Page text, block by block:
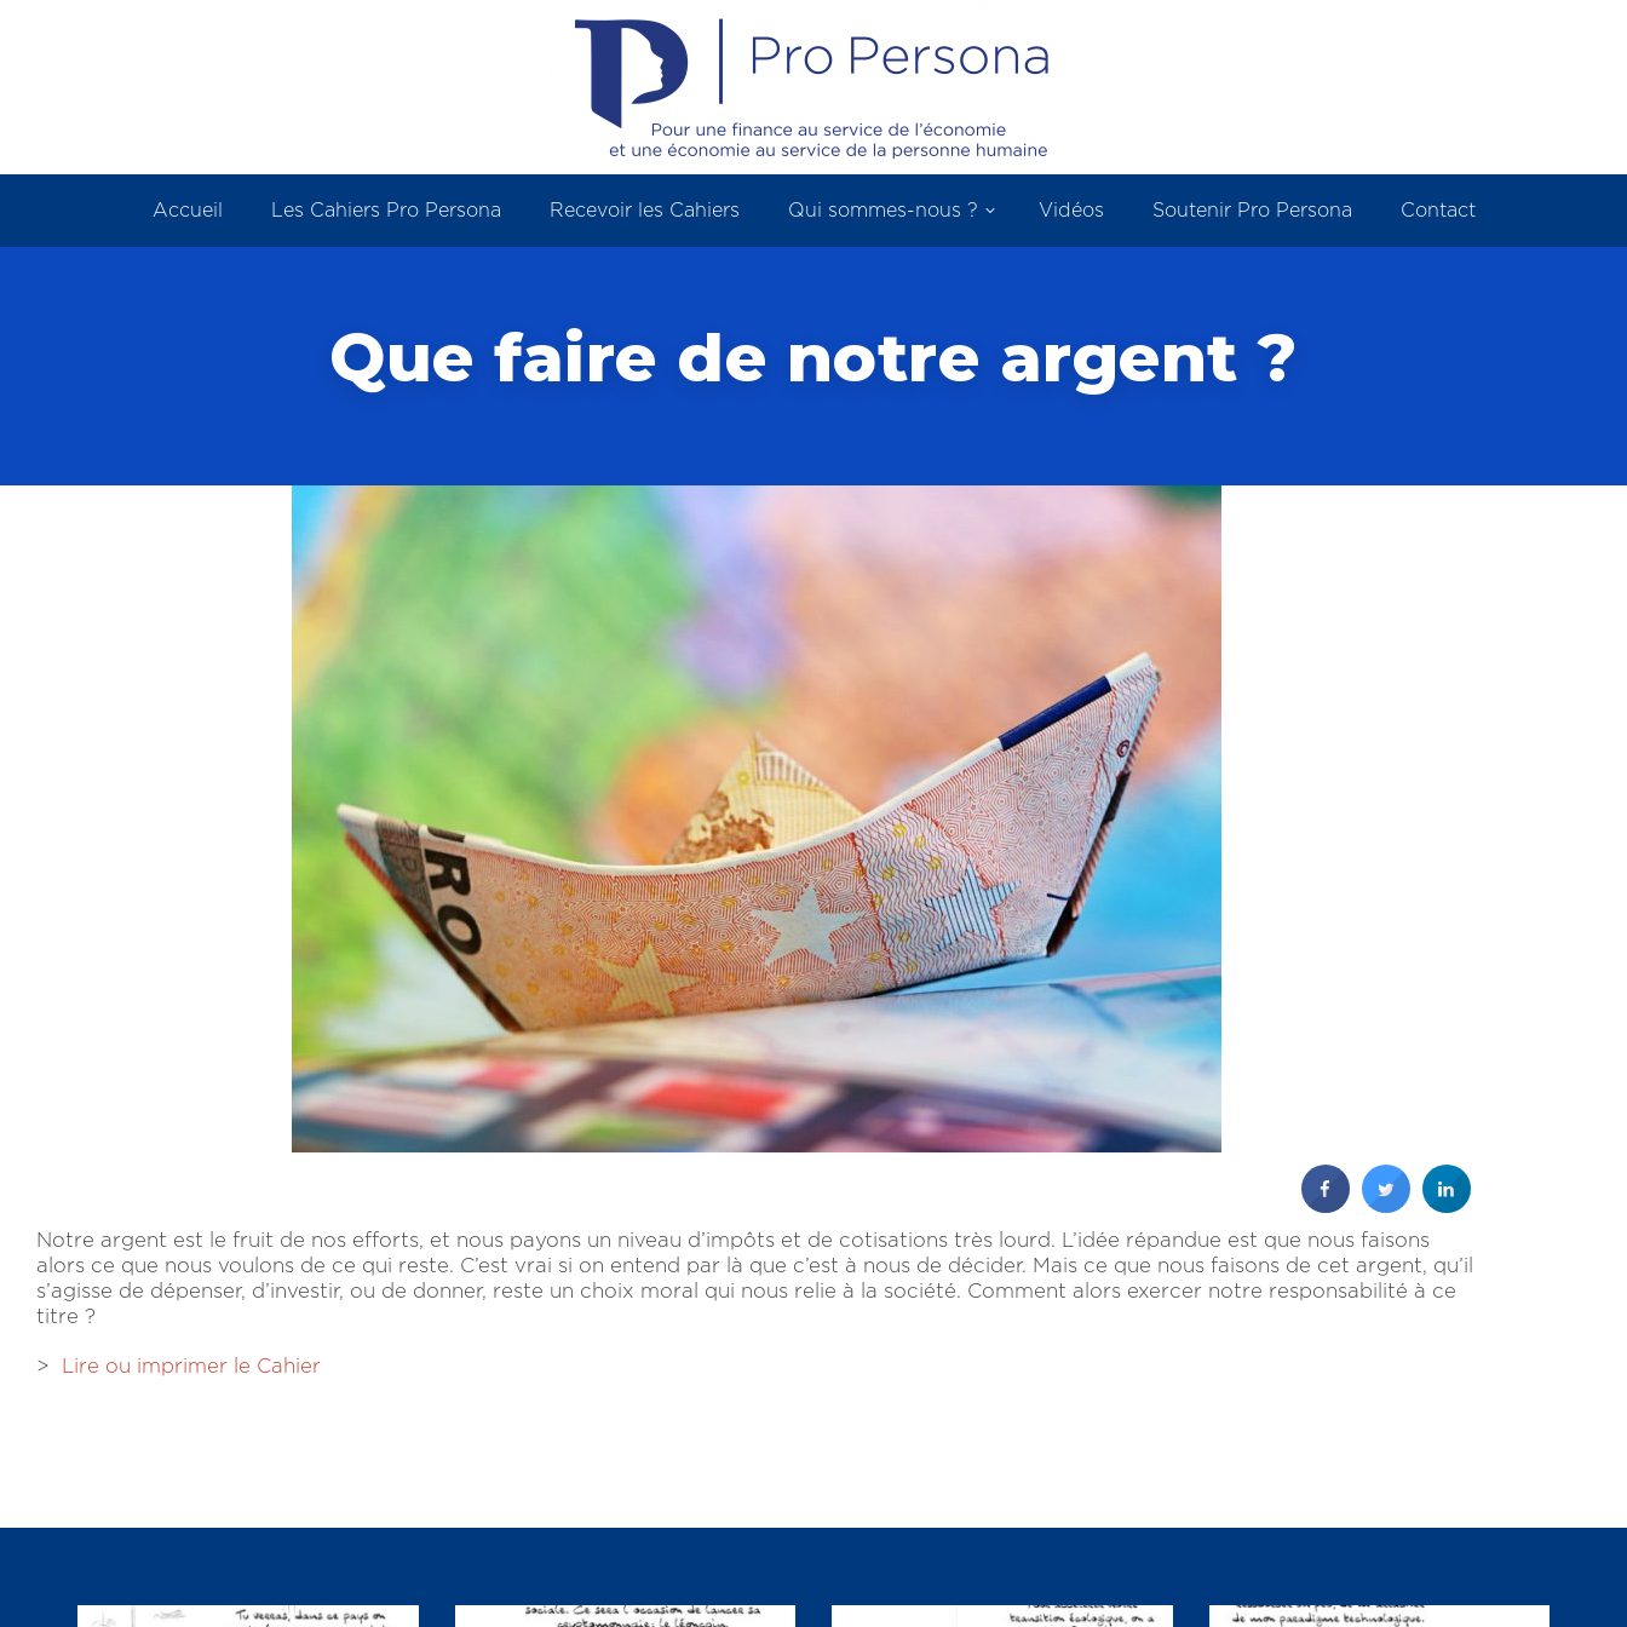
Accueil Les Cahiers Pro Persona Recevoir les Cahiers Qui sommes-nous ? Vidéos Soutenir Pro Persona Contact
Que faire de notre argent ?
Notre argent est le fruit de nos efforts, et nous payons un niveau d’impôts et de cotisations très lourd. L’idée répandue est que nous faisons
alors ce que nous voulons de ce qui reste. C’est vrai si on entend par là que c’est à nous de décider. Mais ce que nous faisons de cet argent, qu’il
s’agisse de dépenser, d’investir, ou de donner, reste un choix moral qui nous relie à la société. Comment alors exercer notre responsabilité à ce
titre ?
> Lire ou imprimer le Cahier